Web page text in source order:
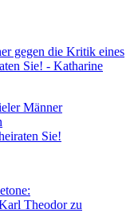
Männer
Sie!